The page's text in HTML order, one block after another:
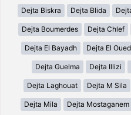
Dejta Biskra Dejta Blida
Dejta Boumerdes Dejta Chlef
Dejta El Bayadh Dejta El Oued
Dejta Guelma Dejta Illizi
Dejta Laghouat Dejta M Sila
Dejta Mila Dejta Mostaganem